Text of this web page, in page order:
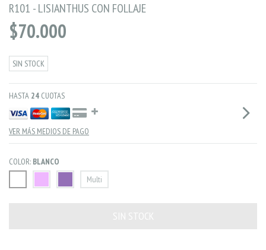
R101 - LISIANTHUS CON FOLLAJE
$70.000
SIN STOCK
HASTA 24 CUOTAS
VER MÁS MEDIOS DE PAGO
COLOR: BLANCO
Multi